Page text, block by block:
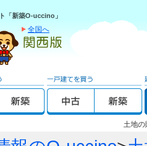
「新築O-uccino」
全国へ
土地